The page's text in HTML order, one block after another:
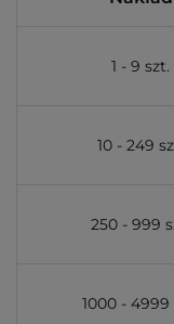
1 - 9 szt.
10 - 249
250 - 999
1000 - 4999